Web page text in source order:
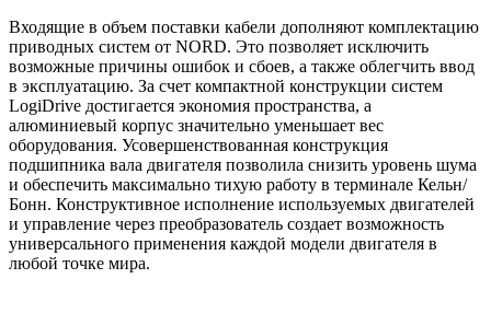
Входящие в объем поставки кабели дополняют комплектацию
приводных систем от NORD. Это позволяет исключить
возможные причины ошибок и сбоев, а также облегчить ввод
в эксплуатацию. За счет компактной конструкции систем
LogiDrive достигается экономия пространства, а
алюминиевый корпус значительно уменьшает вес
оборудования. Усовершенствованная конструкция
подшипника вала двигателя позволила снизить уровень шума
и обеспечить максимально тихую работу в терминале Кельн/
Бонн. Конструктивное исполнение используемых двигателей
и управление через преобразователь создает возможность
универсального применения каждой модели двигателя в
любой точке мира.